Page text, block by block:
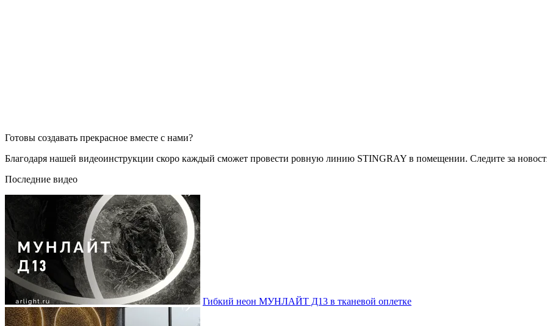
Готовы создавать прекрасное вместе с нами?
Благодаря нашей видеоинструкции скоро каждый сможет провести ровную линию STINGRAY в помещении. Следите за
Последние видео
Гибкий неон МУНЛАЙТ Д13 в тканевой оплетке